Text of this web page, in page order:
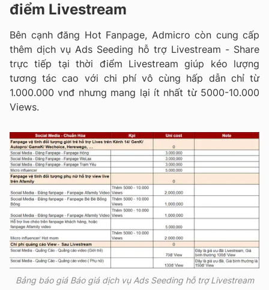
điểm Livestream
Bên cạnh đăng Hot Fanpage, Admicro còn cung cấp
thêm dịch vụ Ads Seeding hỗ trợ Livestream - Share
trực tiếp tại thời điểm Livestream giúp kéo lượng
tương tác cao với chi phí vô cùng hấp dẫn chỉ từ
1.000.000 vnđ nhưng mang lại ít nhất từ 5000-10.000
Views.
Bảng báo giá Báo giá dịch vụ Ads Seeding hỗ trợ Livestream